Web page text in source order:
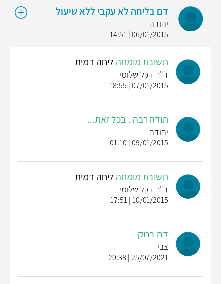
דם בליחה לא עקבי ללא שיעול
יהודה
06/01/2015 | 14:51
תשובת מומחה ליחה דמית
ד"ר דקל שלומי
07/01/2015 | 18:55
תודה רבה . בכל זאת...
יהודה
09/01/2015 | 01:10
תשובת מומחה ליחה דמית
ד"ר דקל שלומי
10/01/2015 | 17:51
דם ברוק
צבי
25/07/2021 | 20:38